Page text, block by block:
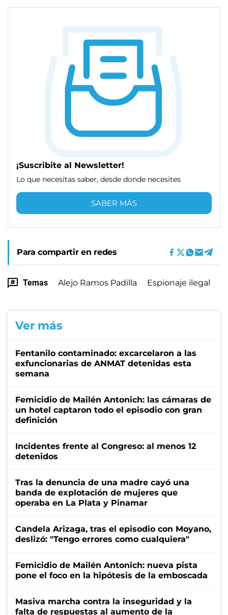
¡Suscribite al Newsletter!
Lo que necesitas saber, desde donde necesites
SABER MÁS
Para compartir en redes
Temas Alejo Ramos Padilla Espionaje ilegal
Ver más
Fentanilo contaminado: excarcelaron a las
exfuncionarias de ANMAT detenidas esta
semana
Femicidio de Mailén Antonich: las cámaras de
un hotel captaron todo el episodio con gran
definición
Incidentes frente al Congreso: al menos 12
detenidos
Tras la denuncia de una madre cayó una
banda de explotación de mujeres que
operaba en La Plata y Pinamar
Candela Arizaga, tras el episodio con Moyano,
deslizó: "Tengo errores como cualquiera"
Femicidio de Mailén Antonich: nueva pista
pone el foco en la hipótesis de la emboscada
Masiva marcha contra la inseguridad y la
falta de respuestas al aumento de la